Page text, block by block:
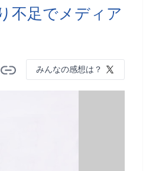
不足でメディア
みんなの感想は？